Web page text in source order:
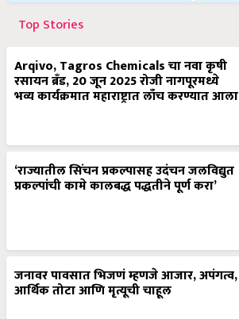
Top Stories
Arqivo, Tagros Chemicals चा नवा कृषी
रसायन ब्रँड, 20 जून 2025 रोजी नागपूरमध्ये
भव्य कार्यक्रमात महाराष्ट्रात लाँच करण्यात आला
‘राज्यातील सिंचन प्रकल्पासह उदंचन जलविद्युत
प्रकल्पांची कामे कालबद्ध पद्धतीने पूर्ण करा’
जनावर पावसात भिजणं म्हणजे आजार, अपंगत्व,
आर्थिक तोटा आणि मृत्यूची चाहूल